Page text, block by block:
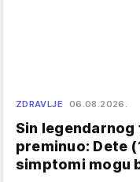
ZDRAVLJE 06.08.2026.
Sin
preminuo: Dete
simptomi mogu